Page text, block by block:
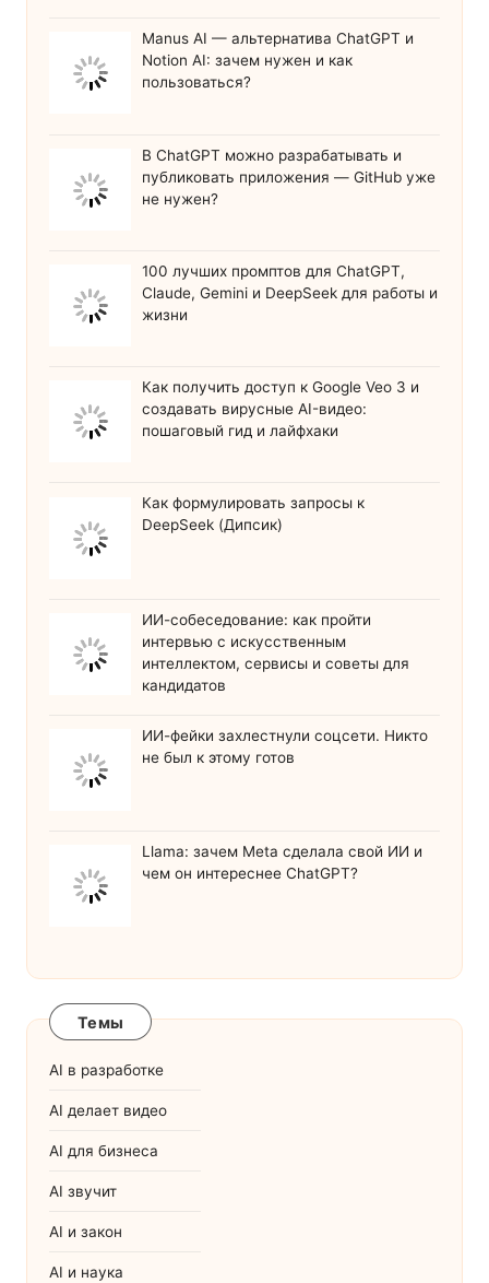
Manus AI — альтернатива ChatGPT и
Notion AI: зачем нужен и как
пользоваться?
В ChatGPT можно разрабатывать и
публиковать приложения — GitHub уже
не нужен?
100 лучших промптов для ChatGPT,
Claude, Gemini и DeepSeek для работы и
жизни
Как получить доступ к Google Veo 3 и
создавать вирусные AI-видео:
пошаговый гид и лайфхаки
Как формулировать запросы к
DeepSeek (Дипсик)
ИИ-собеседование: как пройти
интервью с искусственным
интеллектом, сервисы и советы для
кандидатов
ИИ-фейки захлестнули соцсети. Никто
не был к этому готов
Llama: зачем Meta сделала свой ИИ и
чем он интереснее ChatGPT?
Темы
AI в разработке
AI делает видео
AI для бизнеса
AI звучит
AI и закон
AI и наука